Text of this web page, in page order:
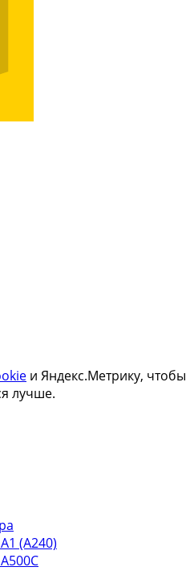
и Яндекс.Метрику, чтобы
лучше.
(А240)